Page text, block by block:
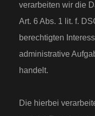
verarbeiten wir die
Art. 6 Abs. 1 lit. f.
berechtigten
administrative
handelt.
Die hierbei